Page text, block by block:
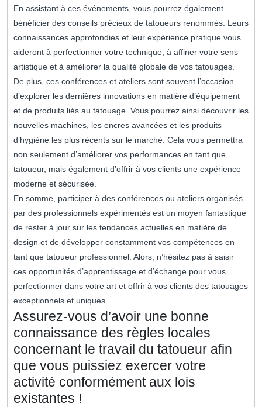
En assistant à ces événements, vous pourrez également
bénéficier des conseils précieux de tatoueurs renommés. Leurs
connaissances approfondies et leur expérience pratique vous
aideront à perfectionner votre technique, à affiner votre sens
artistique et à améliorer la qualité globale de vos tatouages.
De plus, ces conférences et ateliers sont souvent l’occasion
d’explorer les dernières innovations en matière d’équipement
et de produits liés au tatouage. Vous pourrez ainsi découvrir les
nouvelles machines, les encres avancées et les produits
d’hygiène les plus récents sur le marché. Cela vous permettra
non seulement d’améliorer vos performances en tant que
tatoueur, mais également d’offrir à vos clients une expérience
moderne et sécurisée.
En somme, participer à des conférences ou ateliers organisés
par des professionnels expérimentés est un moyen fantastique
de rester à jour sur les tendances actuelles en matière de
design et de développer constamment vos compétences en
tant que tatoueur professionnel. Alors, n’hésitez pas à saisir
ces opportunités d’apprentissage et d’échange pour vous
perfectionner dans votre art et offrir à vos clients des tatouages
exceptionnels et uniques.
Assurez-vous d’avoir une bonne
connaissance des règles locales
concernant le travail du tatoueur afin
que vous puissiez exercer votre
activité conformément aux lois
existantes !